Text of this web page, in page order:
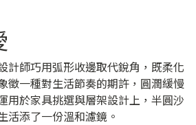
計師巧用弧形收邊取代銳角，既柔化
徵一種對生活節奏的期許，圓潤緩慢
用於家具挑選與層架設計上，半圓沙
活添了一份溫和濾鏡。